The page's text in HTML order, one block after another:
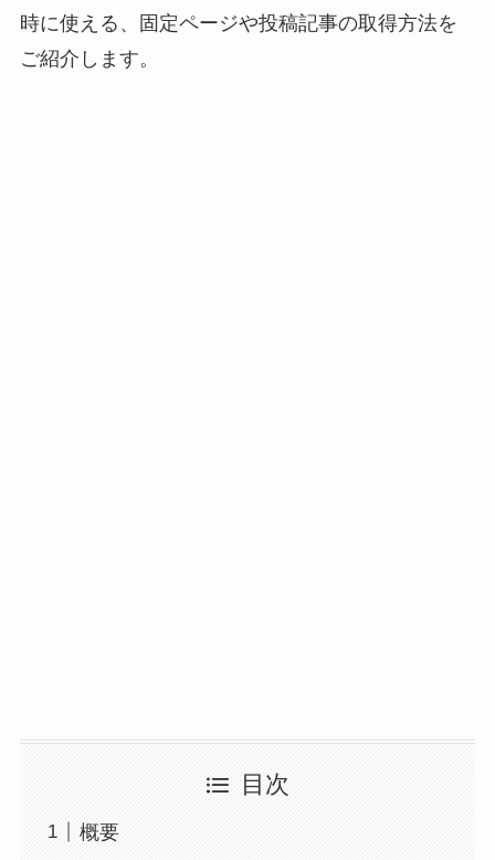
時に使える、固定ページや投稿記事の取得方法を
ご紹介します。
目次
概要